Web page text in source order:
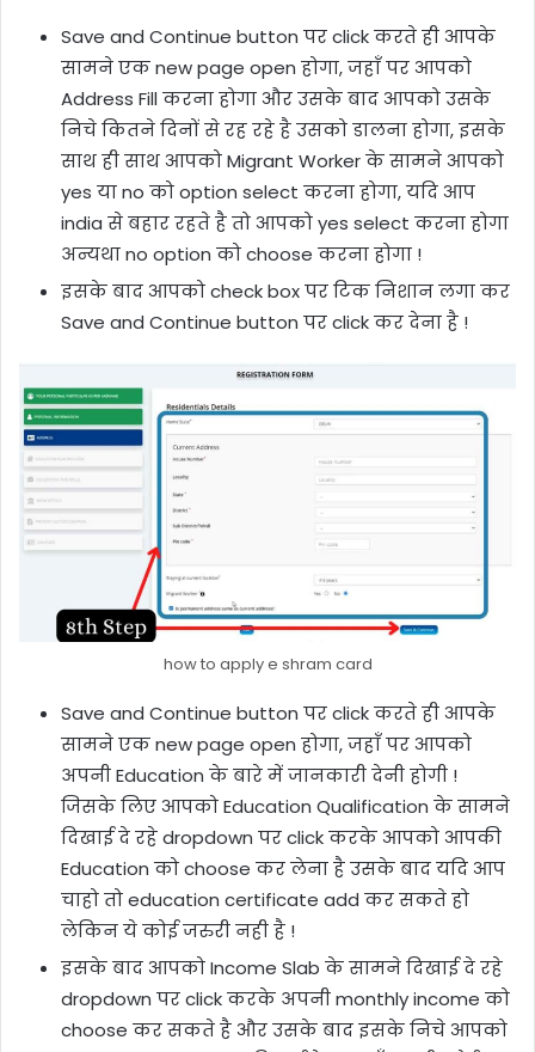
Save and Continue button पर click करते ही आपके
सामने एक new page open होगा, जहाँ पर आपको
Address Fill करना होगा और उसके बाद आपको उसके
निचे कितने दिनों से रह रहे है उसको डालना होगा, इसके
साथ ही साथ आपको Migrant Worker के सामने आपको
yes या no को option select करना होगा, यदि आप
india से बहार रहते है तो आपको yes select करना होगा
अन्यथा no option को choose करना होगा !
इसके बाद आपको check box पर टिक निशान लगा कर
Save and Continue button पर click कर देना है !
how to apply e shram card
Save and Continue button पर click करते ही आपके
सामने एक new page open होगा, जहाँ पर आपको
अपनी Education के बारे में जानकारी देनी होगी !
जिसके लिए आपको Education Qualification के सामने
दिखाई दे रहे dropdown पर click करके आपको आपकी
Education को choose कर लेना है उसके बाद यदि आप
चाहो तो education certificate add कर सकते हो
लेकिन ये कोई जरुरी नही है !
इसके बाद आपको Income Slab के सामने दिखाई दे रहे
dropdown पर click करके अपनी monthly income को
choose कर सकते है और उसके बाद इसके निचे आपको